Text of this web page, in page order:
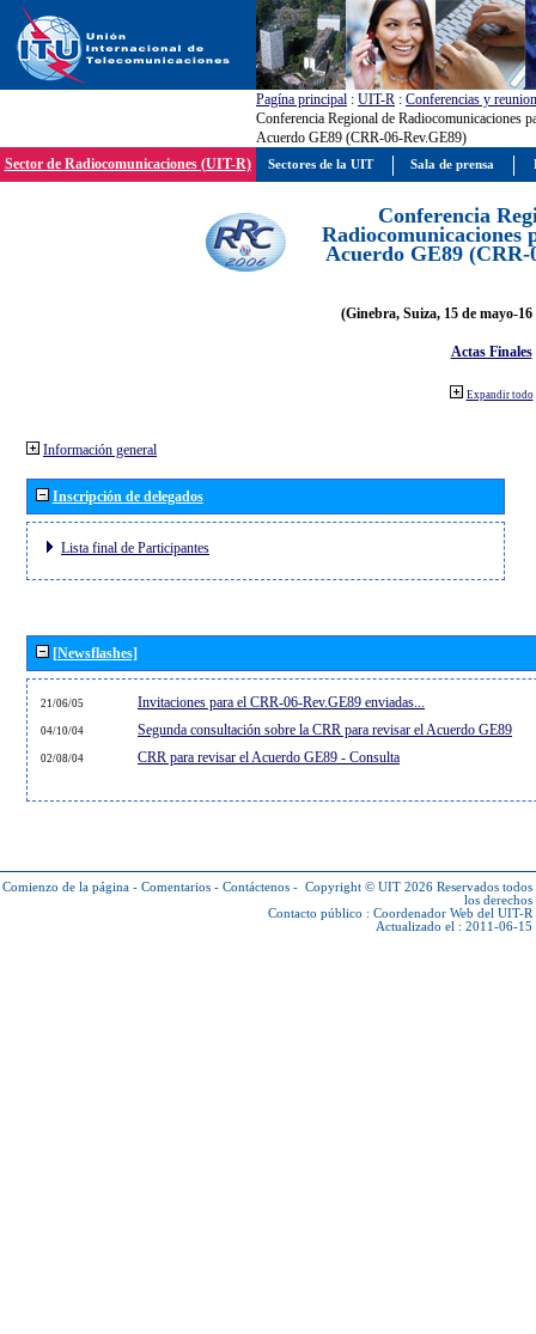
Pagína principal : UIT-R : Conferencias y
Conferencia Regional de Radiocomunicaciones
Acuerdo GE89 (CRR-06-Rev.GE89)
Sector de Radiocomunicaciones (UIT-R)
Conferencia
Radiocomunicaciones
Acuerdo GE89 (CRR-
(Ginebra, Suiza, 15 de mayo-
Actas Finales
Expandir todo
Información general
Inscripción de delegados
Lista final de Participantes
[Newsflashes]
21/06/05 Invitaciones para el CRR-06-Rev.GE89 enviadas...
04/10/04 Segunda consultación sobre la CRR para revisar el Acuerdo GE89
02/08/04 CRR para revisar el Acuerdo GE89 - Consulta
Comienzo de la página - Comentarios - Contáctenos - Copyright © UIT 2026 Reservados todos
los derechos
Contacto público : Coordenador Web del UIT-R
Actualizado el : 2011-06-15
Sectores de la UIT Sala de prensa